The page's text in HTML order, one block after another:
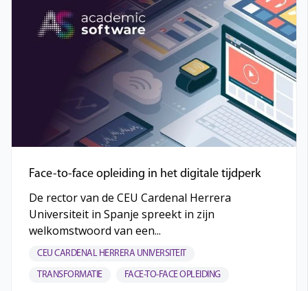
Face-to-face opleiding in het digitale tijdperk
De rector van de CEU Cardenal Herrera
Universiteit in Spanje spreekt in zijn
welkomstwoord van een...
CEU CARDENAL HERRERA UNIVERSITEIT
TRANSFORMATIE FACE-TO-FACE OPLEIDING